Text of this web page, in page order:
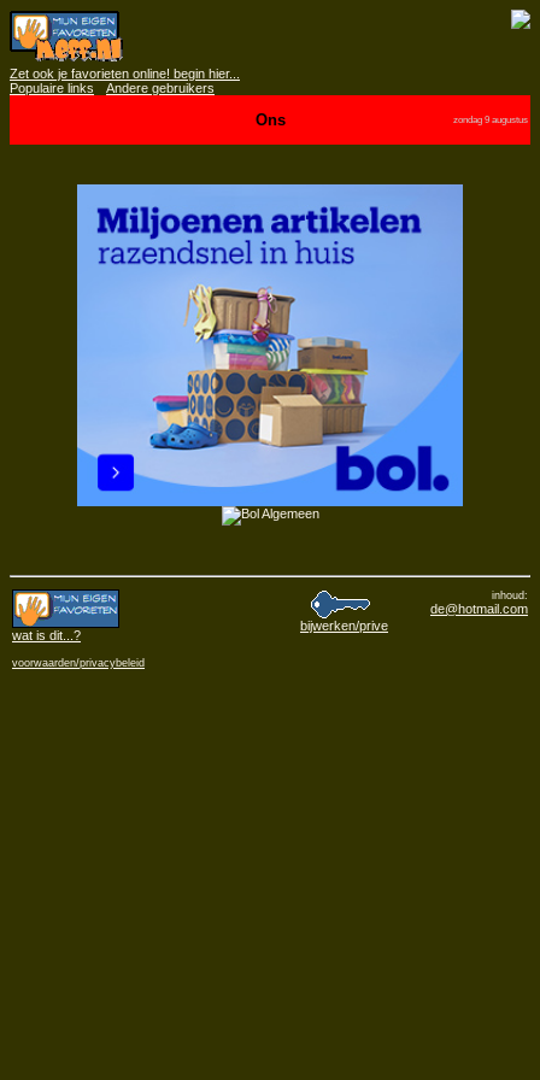
Zet ook je favorieten online! begin hier...
Populaire links
Andere gebruikers
Ons zondag 9 augustus
wat is dit ...?
voorwaarden/privacybeleid
bijwerken/prive
inhoud:
de@hotmail.com